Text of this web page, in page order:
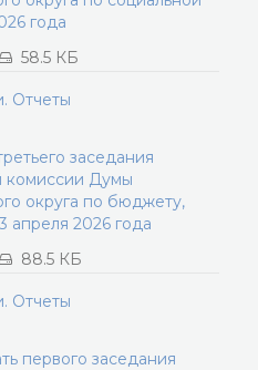
года
58.5 КБ
Отчеты
заседания
комиссии Думы
округа по бюджету,
апреля 2026 года
88.5 КБ
Отчеты
первого заседания